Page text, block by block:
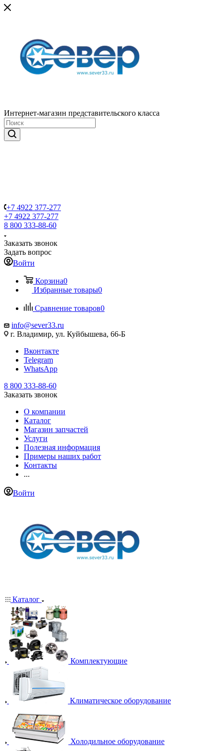
Интернет-магазин представительского класса
+7 4922 377-277
+7 4922 377-277
8 800 333-88-60
Заказать звонок
Задать вопрос
Войти
Корзина0
Избранные товары0
Сравнение товаров0
info@sever33.ru
г. Владимир, ул. Куйбышева, 66-Б
Вконтакте
Telegram
WhatsApp
8 800 333-88-60
Заказать звонок
О компании
Каталог
Магазин запчастей
Услуги
Полезная информация
Примеры наших работ
Контакты
...
Войти
Каталог
Комплектующие
Климатическое оборудование
Холодильное оборудование